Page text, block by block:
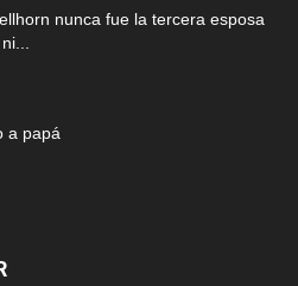
nunca fue la tercera esposa
a papá